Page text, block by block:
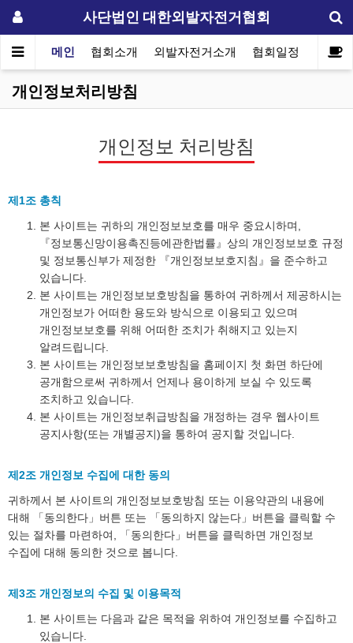
사단법인 대한외발자전거협회
메인 협회소개 외발자전거소개 협회일정 자료실
개인정보처리방침
개인정보 처리방침
제1조 총칙
본 사이트는 귀하의 개인정보보호를 매우 중요시하며,
『정보통신망이용촉진등에관한법률』상의 개인정보보호 규정
및 정보통신부가 제정한 『개인정보보호지침』을 준수하고
있습니다.
본 사이트는 개인정보보호방침을 통하여 귀하께서 제공하시는
개인정보가 어떠한 용도와 방식으로 이용되고 있으며
개인정보보호를 위해 어떠한 조치가 취해지고 있는지
알려드립니다.
본 사이트는 개인정보보호방침을 홈페이지 첫 화면 하단에
공개함으로써 귀하께서 언제나 용이하게 보실 수 있도록
조치하고 있습니다.
본 사이트는 개인정보취급방침을 개정하는 경우 웹사이트
공지사항(또는 개별공지)을 통하여 공지할 것입니다.
제2조 개인정보 수집에 대한 동의
귀하께서 본 사이트의 개인정보보호방침 또는 이용약관의 내용에
대해 「동의한다」버튼 또는 「동의하지 않는다」버튼을 클릭할 수
있는 절차를 마련하여, 「동의한다」버튼을 클릭하면 개인정보
수집에 대해 동의한 것으로 봅니다.
제3조 개인정보의 수집 및 이용목적
본 사이트는 다음과 같은 목적을 위하여 개인정보를 수집하고
있습니다.